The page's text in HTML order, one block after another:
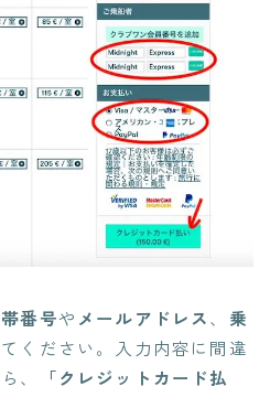
番号や メールアドレス、 乗
ください。入力内容に間違
、
「クレジットカード払